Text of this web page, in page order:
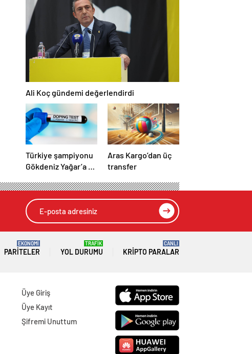
Ali Koç gündemi değerlendirdi
Türkiye şampiyonu
Gökdeniz Yağar’a 3
Aras Kargo’dan üç
transfer
PARITELER
EKONOMİ
YOL DURUMU
TRAFİK
KRIPTO PARALAR
CANLI
Üye Giriş
Üye Kayıt
Şifremi Unuttum